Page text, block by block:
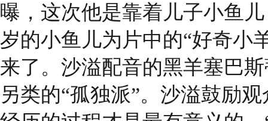
曝，这次他是靠着儿子小鱼
岁的小鱼儿为片中的“好奇小
来了。沙溢配音的黑羊塞巴
另类的“孤独派”。沙溢鼓励